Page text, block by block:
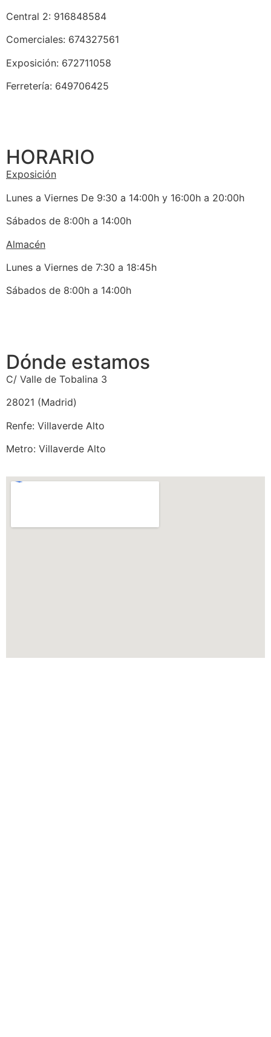
Central 2: 916848584
Comerciales: 674327561
Exposición: 672711058
Ferretería: 649706425
HORARIO
Exposición
Lunes a Viernes De 9:30 a 14:00h y 16:00h a 20:00h
Sábados de 8:00h a 14:00h
Almacén
Lunes a Viernes de 7:30 a 18:45h
Sábados de 8:00h a 14:00h
Dónde estamos
C/ Valle de Tobalina 3
28021 (Madrid)
Renfe: Villaverde Alto
Metro: Villaverde Alto